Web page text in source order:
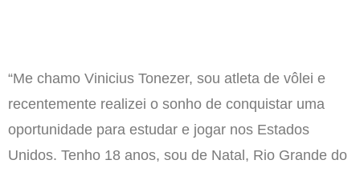
“Me chamo Vinicius Tonezer, sou atleta de vôlei e
recentemente realizei o sonho de conquistar uma
oportunidade para estudar e jogar nos Estados
Unidos. Tenho 18 anos, sou de Natal, Rio Grande do